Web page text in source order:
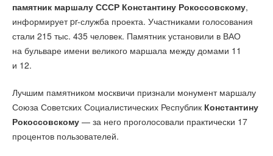
памятник маршалу СССР Константину Рокоссовскому,
информирует pr-служба проекта. Участниками голосования
стали 215 тыс. 435 человек. Памятник установили в ВАО
на бульваре имени великого маршала между домами 11
и 12.
Лучшим памятником москвичи признали монумент маршалу
Союза Советских Социалистических Республик Константину
Рокоссовскому — за него проголосовали практически 17
процентов пользователей.